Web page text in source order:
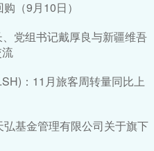
（9月10日）
党组书记戴厚良与新疆维吾
：11月旅客周转量同比上
基金管理有限公司关于旗下